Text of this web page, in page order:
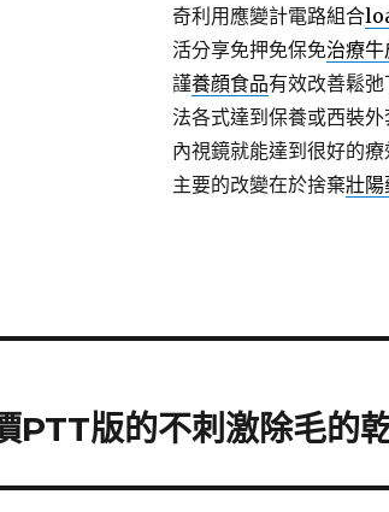
奇利用應變計電路組合
活分享免押免保免治療牛
謹養顔食品有效改善鬆
法各式達到保養或西裝外
內視鏡就能達到很好的
主要的改變在於捨棄壯陽
PTT版的不刺激除毛的